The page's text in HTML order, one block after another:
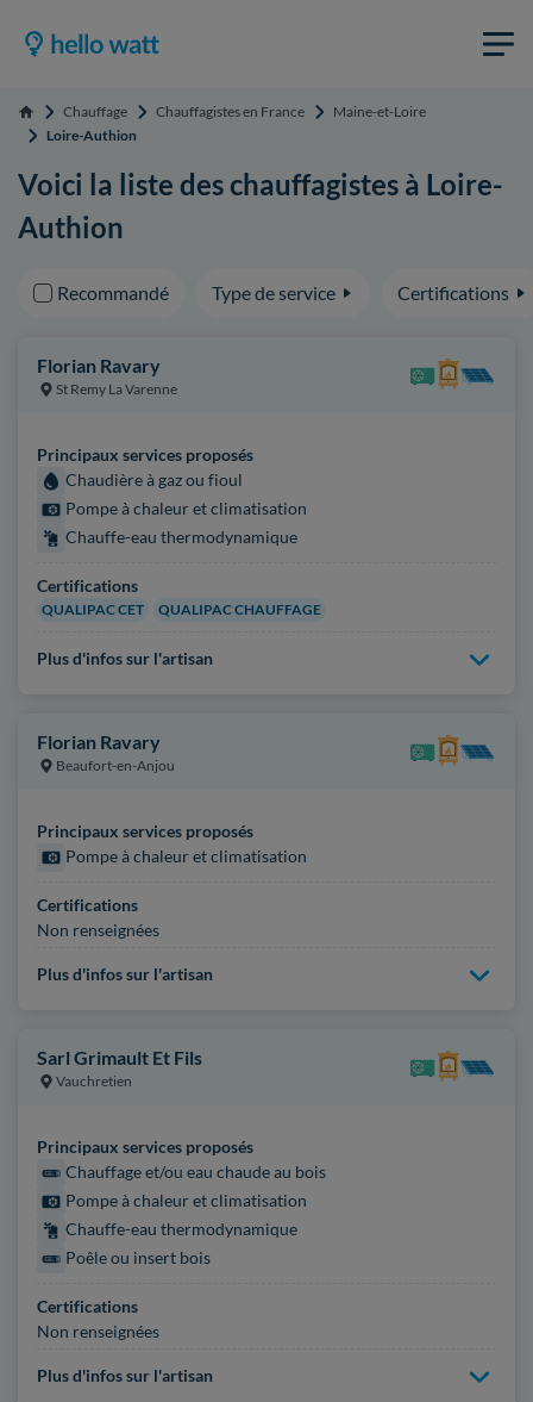
Accueil Chauffage Chauffagistes en France
Maine-et-Loire
Loire-Authion
Voici la liste des chauffagistes à Loire-
Authion
Recommandé Type de service Certifications
Florian Ravary
St Remy La Varenne
Principaux services proposés
Chaudière à gaz ou fioul
Pompe à chaleur et climatisation
Chauffe-eau thermodynamique
Certifications
QUALIPAC CET QUALIPAC CHAUFFAGE
Plus d'infos sur l'artisan
Florian Ravary
Beaufort-en-Anjou
Principaux services proposés
Pompe à chaleur et climatisation
Certifications
Non renseignées
Plus d'infos sur l'artisan
Sarl Grimault Et Fils
Vauchretien
Principaux services proposés
Chauffage et/ou eau chaude au bois
Pompe à chaleur et climatisation
Chauffe-eau thermodynamique
Poêle ou insert bois
Certifications
Non renseignées
Plus d'infos sur l'artisan